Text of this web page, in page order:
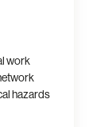
work
hazards